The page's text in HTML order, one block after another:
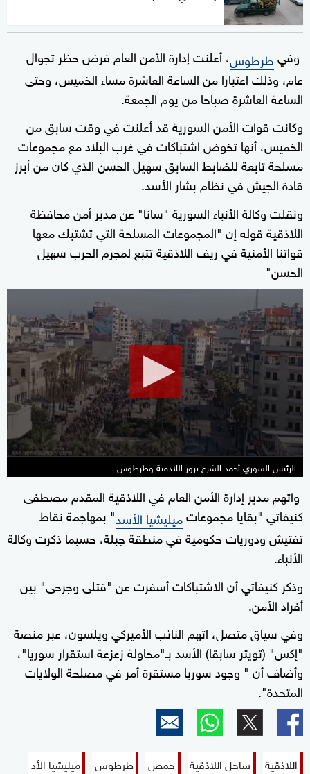
وفيطرطوس، أعلنت إدارة الأمن العام فرض حظر تجوال
عام، وذلك اعتبارا من الساعة العاشرة مساء الخميس، وحتى
الساعة العاشرة صباحا من يوم الجمعة.
وكانت قوات الأمن السورية قد أعلنت في وقت سابق من
الخميس، أنها تخوض اشتباكات في غرب البلاد مع مجموعات
مسلحة تابعة للضابط السابق سهيل الحسن الذي كان من أبرز
قادة الجيش في نظام بشار الأسد.
ونقلت وكالة الأنباء السورية "سانا" عن مدير أمن محافظة
اللاذقية قوله إن "المجموعات المسلحة التي تشتبك معها
قواتنا الأمنية في ريف اللاذقية تتبع لمجرم الحرب سهيل
الحسن"
seconds
of
2
minutes,
14
seconds
الرئيس السوري أحمد الشرع يزور اللاذقية وطرطوس
واتهم مدير إدارة الأمن العام في اللاذقية المقدم مصطفى
كنيفاتي "بقايا مجموعاتميليشيا الأسد" بمهاجمة نقاط
تفتيش ودوريات حكومية في منطقة جبلة، حسبما ذكرت وكالة
الأنباء.
وذكر كنيفاتي أن الاشتباكات أسفرت عن "قتلى وجرحى" بين
أفراد الأمن.
وفي سياق متصل، اتهم النائب الأميركي ويلسون، عبر منصة
"إكس" (تويتر سابقا) الأسد بـ"محاولة زعزعة استقرار سوريا"،
وأضاف أن " وجود سوريا مستقرة أمر في مصلحة الولايات
المتحدة".
اللاذقية ساحل اللاذقية حمص طرطوس
ميليشيا الأد